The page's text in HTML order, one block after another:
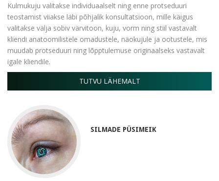
Kulmukuju valitakse individuaalselt ning enne protseduuri
teostamist viiakse läbi põhjalik konsultatsioon, mille käigus
valitakse välja sobiv värvitoon, kuju, vorm ning stiil vastavalt
kliendi anatoomilistele omadustele, näokujule ja ootustele, mis
muudab protseduuri ning lõpptulemuse originaalseks vastavalt
igale kliendile.
TUTVU LÄHEMALT
SILMADE PÜSIMEIK